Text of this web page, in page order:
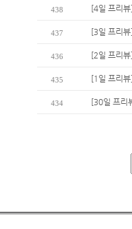
438 [4일 프리
437 [3일 프리
436 [2일 프리
435 [1일 프리
434 [30일 프리